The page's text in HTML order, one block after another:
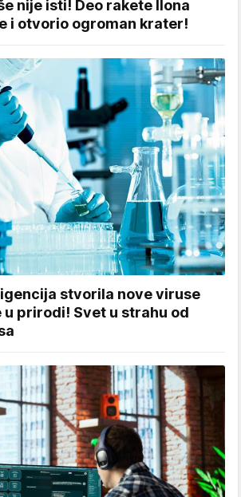
nije isti! Deo rakete Ilona
i otvorio ogroman krater!
stvorila nove viruse
u prirodi! Svet u strahu od